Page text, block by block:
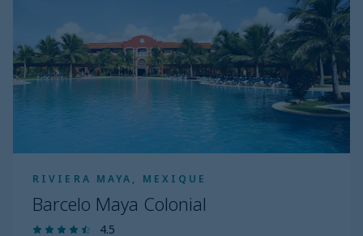
RIVIERA MAYA, MEXIQUE
Barcelo Maya Colonial
4.5